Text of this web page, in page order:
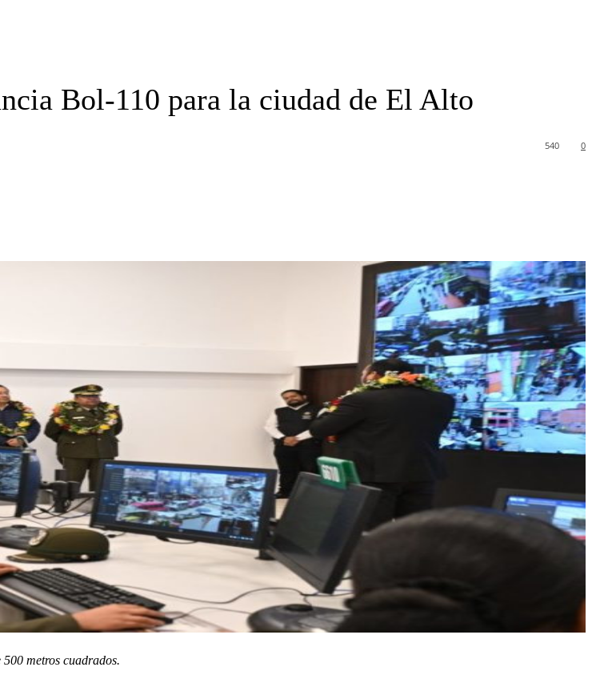
Bol-110 para la ciudad de El Alto
0
540
metros cuadrados.